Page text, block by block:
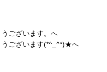
ございます。 へ
ございます(*^_^*)★へ